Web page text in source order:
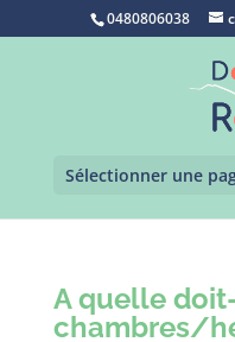
0480806038
Sélectionner une
A quelle
chambres/